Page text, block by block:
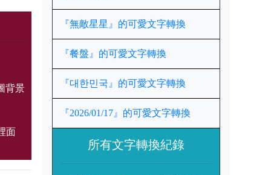
背景
面
『無敵星星』的可愛文字轉換
『餐盤』的可愛文字轉換
『대한민국』的可愛文字轉換
『2026/01/17』的可愛文字轉換
所有文字轉換紀錄